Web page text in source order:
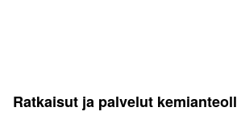
Ratkaisut ja palvelut